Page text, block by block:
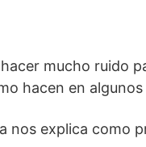
mucho ruido
hacen en
nos explica como